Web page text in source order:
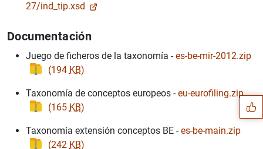
27/ind_tip.xsd
Documentación
Juego de ficheros de la taxonomía -es-be-mir-2012.zip
(194 KB)
Taxonomía de conceptos europeos -eu-eurofiling.zip
(165 KB)
Taxonomía extensión conceptos BE -es-be-main.zip
(242 KB)
Suggestions